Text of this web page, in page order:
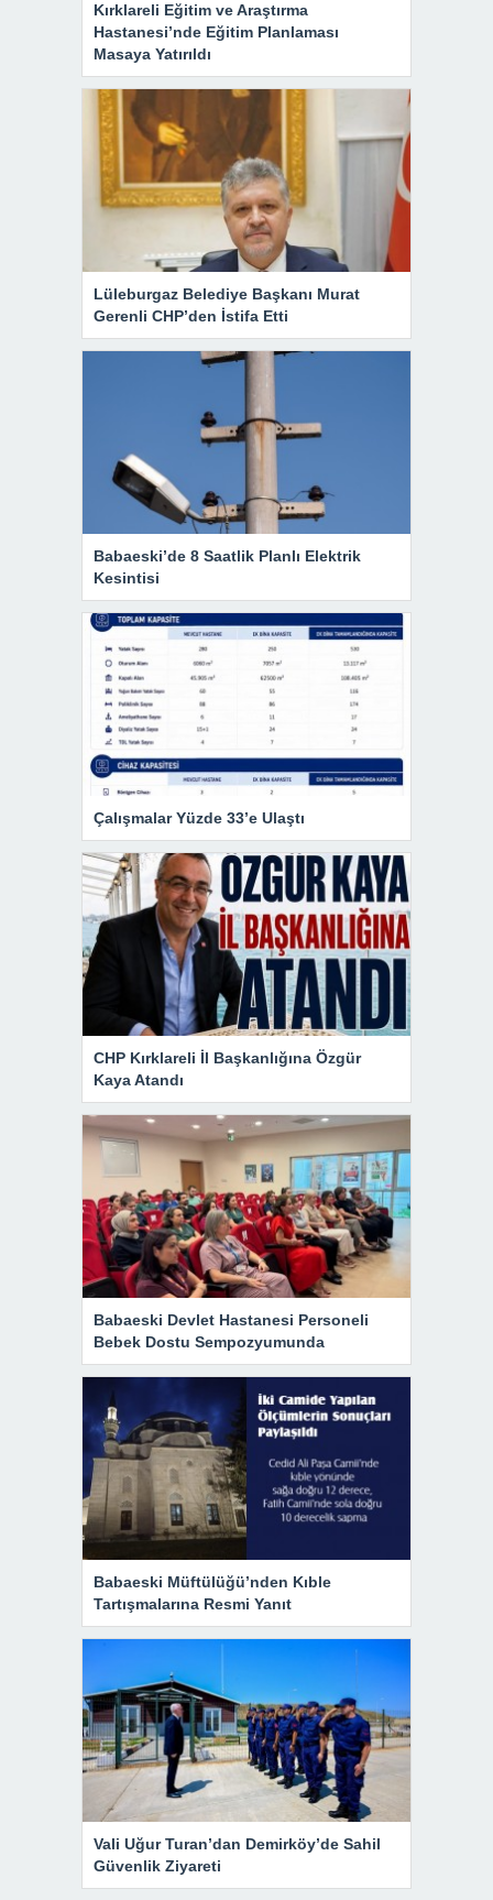
Kırklareli Eğitim ve Araştırma
Hastanesi’nde Eğitim Planlaması
Masaya Yatırıldı
Lüleburgaz Belediye Başkanı Murat
Gerenli CHP’den İstifa Etti
Babaeski’de 8 Saatlik Planlı Elektrik
Kesintisi
Çalışmalar Yüzde 33’e Ulaştı
CHP Kırklareli İl Başkanlığına Özgür
Kaya Atandı
Babaeski Devlet Hastanesi Personeli
Bebek Dostu Sempozyumunda
Babaeski Müftülüğü’nden Kıble
Tartışmalarına Resmi Yanıt
Vali Uğur Turan’dan Demirköy’de Sahil
Güvenlik Ziyareti